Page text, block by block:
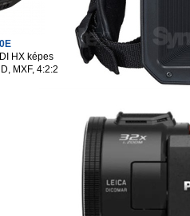
HX képes
MXF, 4:2:2